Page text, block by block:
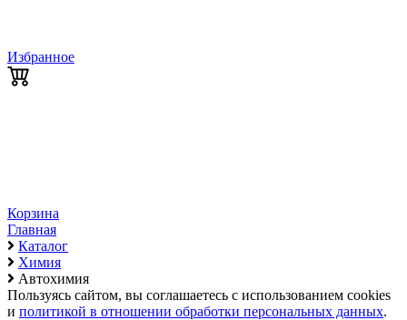
Избранное
Корзина
Главная
Каталог
Химия
Автохимия
Пользуясь сайтом, вы соглашаетесь с использованием cookies
и политикой в отношении обработки персональных данных.